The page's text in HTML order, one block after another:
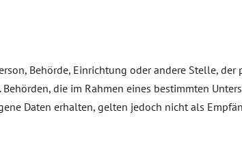
Behörde, Einrichtung oder andere Stelle,
die im Rahmen eines bestimmten
Daten erhalten, gelten jedoch nicht als